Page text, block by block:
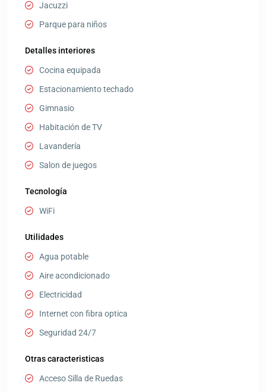
Jacuzzi
Parque para niños
Detalles interiores
Cocina equipada
Estacionamiento techado
Gimnasio
Habitación de TV
Lavandería
Salon de juegos
Tecnología
WiFi
Utilidades
Agua potable
Aire acondicionado
Electricidad
Internet con fibra optica
Seguridad 24/7
Otras caracteristicas
Acceso Silla de Ruedas